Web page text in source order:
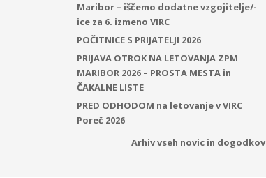
Maribor – iščemo dodatne vzgojitelje/-
ice za 6. izmeno VIRC
POČITNICE S PRIJATELJI 2026
PRIJAVA OTROK NA LETOVANJA ZPM
MARIBOR 2026 – PROSTA MESTA in
ČAKALNE LISTE
PRED ODHODOM na letovanje v VIRC
Poreč 2026
Arhiv vseh novic in dogodkov